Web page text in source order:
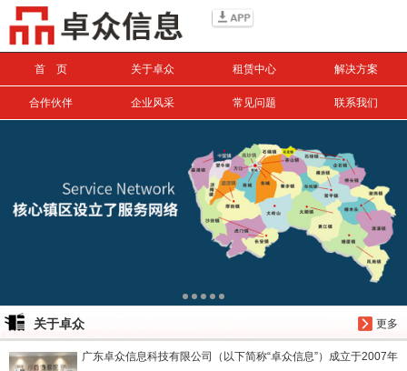
首 页 关于卓众 租赁中心 解决方案
合作伙伴 企业风采 常见问题 联系我们
更多
关于卓众
广东卓众信息科技有限公司（以下简称“卓众信息”）成立于2007年
搜索